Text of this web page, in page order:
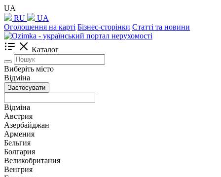
UA
RU
UA
Оголошення на карті Бізнес-сторінки Статті та новини
Каталог
Виберіть місто
Відміна
Застосувати
Відміна
Австрия
Азербайджан
Армения
Бельгия
Болгария
Великобритания
Венгрия